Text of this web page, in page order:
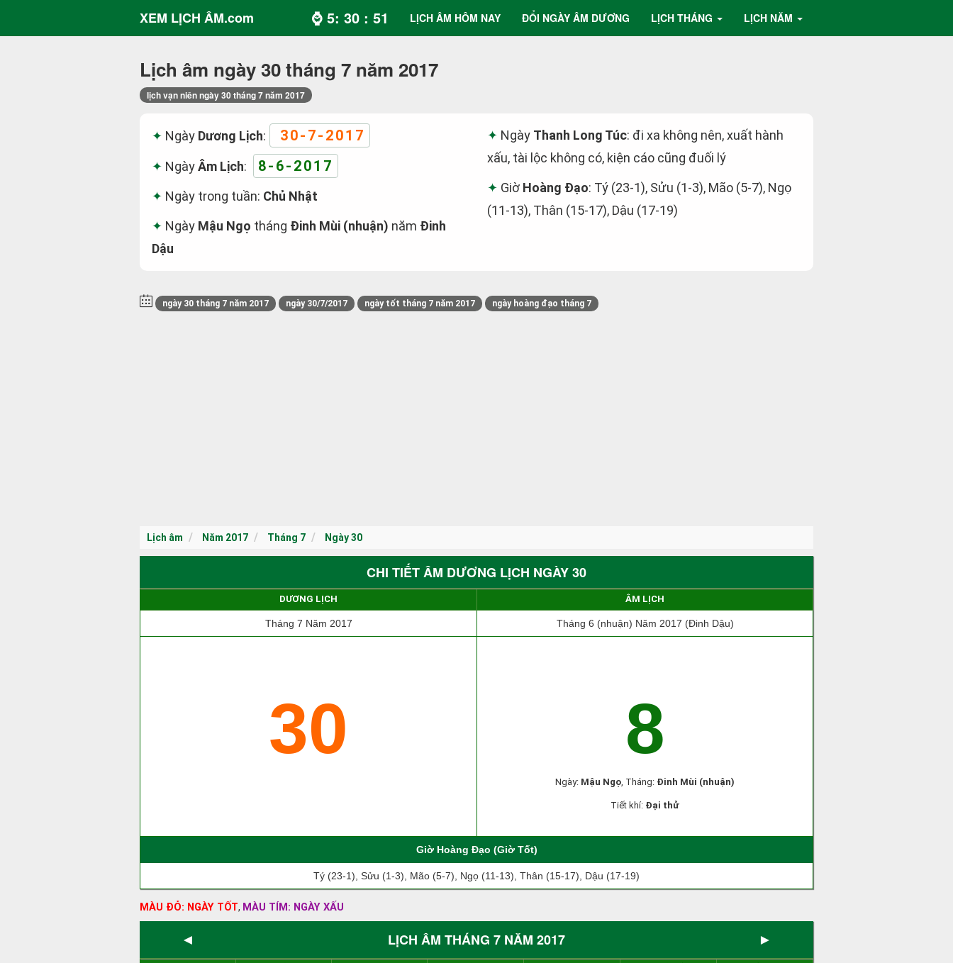
XEM LỊCH ÂM.com ⌚ 5: 30 : 52 LỊCH ÂM HÔM NAY ĐỔI NGÀY ÂM DƯƠNG LỊCH THÁNG LỊCH NĂM
Lịch âm ngày 30 tháng 7 năm 2017
lịch vạn niên ngày 30 tháng 7 năm 2017
Ngày Dương Lịch: 30-7-2017
NgàyÂm Lịch: 8-6-2017
Ngày trong tuần: Chủ Nhật
Ngày Mậu Ngọ tháng Đinh Mùi (nhuận) năm Đinh
Dậu
Ngày Thanh Long Túc: đi xa không nên, xuất hành
xấu, tài lộc không có, kiện cáo cũng đuối lý
Giờ Hoàng Đạo: Tý (23-1), Sửu (1-3), Mão (5-7), Ngọ
(11-13), Thân (15-17), Dậu (17-19)
ngày 30 tháng 7 năm 2017 ngày 30/7/2017 ngày tốt tháng 7 năm 2017 ngày hoàng đạo tháng 7
Lịch âm Năm 2017 Tháng 7 Ngày 30
CHI TIẾT ÂM DƯƠNG LỊCH NGÀY 30
DƯƠNG LỊCH ÂM LỊCH
Tháng 7 Năm 2017 Tháng 6 (nhuận) Năm 2017 (Đinh Dậu)
30 8
Ngày: Mậu Ngọ, Tháng: Đinh Mùi (nhuận)
Tiết khí: Đại thử
Giờ Hoàng Đạo (Giờ Tốt)
Tý (23-1), Sửu (1-3), Mão (5-7), Ngọ (11-13), Thân (15-17), Dậu (17-19)
MÀU ĐỎ: NGÀY TỐT, MÀU TÍM: NGÀY XẤU
◄ LỊCH ÂM THÁNG 7 NĂM 2017 ►